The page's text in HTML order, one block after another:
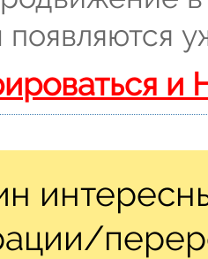
появляются
и